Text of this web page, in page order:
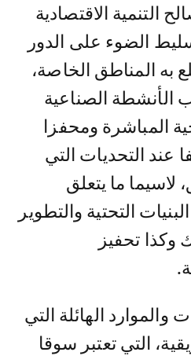
التنمية الاقتصادية
الضوء على الدور
به المناطق الخاصة،
الأنشطة الصناعية
المباشرة ومحفزا
عند التحديات التي
لاسيما ما يتعلق
التحتية والتطوير
وكذا تحفيز
والموارد الهائلة التي
التي تعتبر سوقا